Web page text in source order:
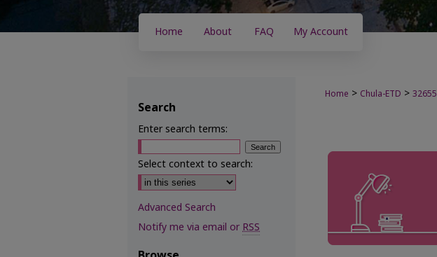
Home About FAQ My Account
Home > Chula-ETD > 32655
Search
Enter search terms:
Select context to search:
Advanced Search
Notify me via email orRSS